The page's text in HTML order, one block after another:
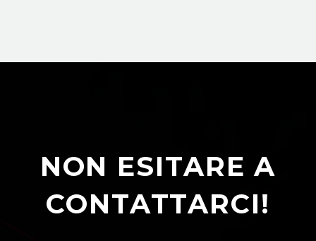
NON ESITARE A
CONTATTARCI!